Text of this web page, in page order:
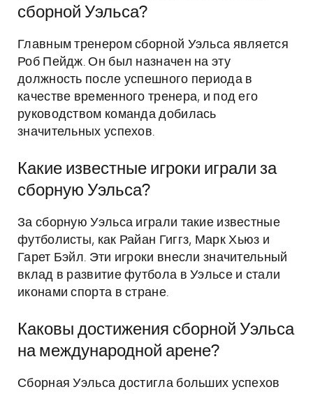
сборной Уэльса?
Главным тренером сборной Уэльса является
Роб Пейдж. Он был назначен на эту
должность после успешного периода в
качестве временного тренера, и под его
руководством команда добилась
значительных успехов.
Какие известные игроки играли за
сборную Уэльса?
За сборную Уэльса играли такие известные
футболисты, как Райан Гиггз, Марк Хьюз и
Гарет Бэйл. Эти игроки внесли значительный
вклад в развитие футбола в Уэльсе и стали
иконами спорта в стране.
Каковы достижения сборной Уэльса
на международной арене?
Сборная Уэльса достигла больших успехов